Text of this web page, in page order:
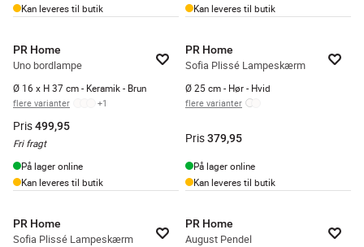
Kan leveres til butik
Kan leveres til butik
PR Home
Uno bordlampe
Ø 16 x H 37 cm - Keramik - Brun
flere varianter +1
Pris499,95
Fri fragt
På lager online
Kan leveres til butik
PR Home
Sofia Plissé Lampeskærm
Ø 25 cm - Hør - Hvid
flere varianter
Pris379,95
På lager online
Kan leveres til butik
PR Home
Sofia Plissé Lampeskærm
PR Home
August Pendel